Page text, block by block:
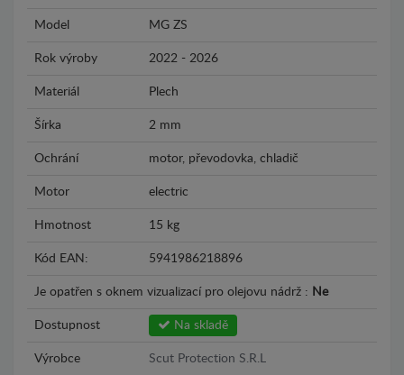
Model MG ZS
Rok výroby 2022 - 2026
Materiál Plech
Šírka 2 mm
Ochrání motor, převodovka, chladič
Motor electric
Hmotnost 15 kg
Kód EAN: 5941986218896
Je opatřen s oknem vizualizací pro olejovu nádrž : Ne
Dostupnost Na skladě
Výrobce Scut Protection S.R.L